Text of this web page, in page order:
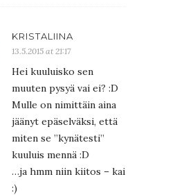
KRISTALIINA
13.5.2015 at 21:17
Hei kuuluisko sen
muuten pysyä vai ei? :D
Mulle on nimittäin aina
jäänyt epäselväksi, että
miten se ”kynätesti”
kuuluis mennä :D
…ja hmm niin kiitos – kai
:)